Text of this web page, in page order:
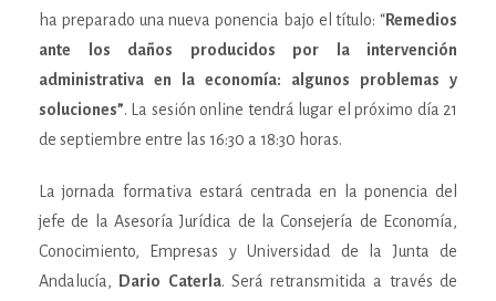
ha preparado una nueva ponencia bajo el título: “Remedios
ante los daños producidos por la intervención
administrativa en la economía: algunos problemas y
soluciones”. La sesión online tendrá lugar el próximo día 21
de septiembre entre las 16:30 a 18:30 horas.
La jornada formativa estará centrada en la ponencia del
jefe de la Asesoría Jurídica de la Consejería de Economía,
Conocimiento, Empresas y Universidad de la Junta de
Andalucía,
Dario Caterla. Será retransmitida a través de